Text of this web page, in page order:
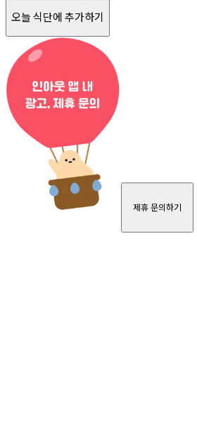
오늘 식단에 추가하기
제휴 문의하기